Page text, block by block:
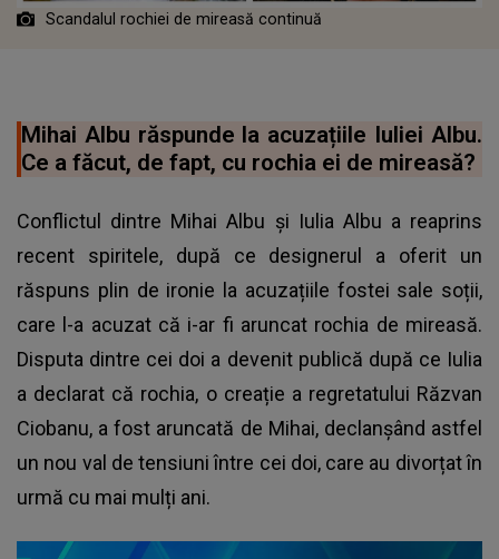
Scandalul rochiei de mireasă continuă
Mihai Albu răspunde la acuzațiile Iuliei Albu.
Ce a făcut, de fapt, cu rochia ei de mireasă?
Conflictul dintre Mihai Albu și Iulia Albu a reaprins
recent spiritele, după ce designerul a oferit un
răspuns plin de ironie la acuzațiile fostei sale soții,
care l-a acuzat că i-ar fi aruncat rochia de mireasă.
Disputa dintre cei doi a devenit publică după ce Iulia
a declarat că rochia, o creație a regretatului Răzvan
Ciobanu, a fost aruncată de Mihai, declanșând astfel
un nou val de tensiuni între cei doi, care au divorțat în
urmă cu mai mulți ani.